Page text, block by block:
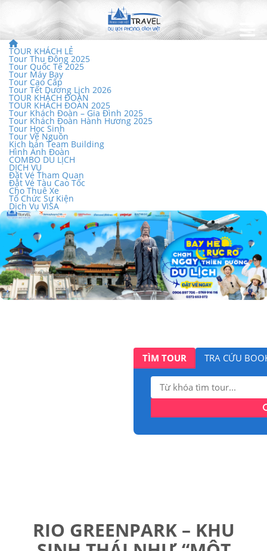
TOUR KHÁCH LẺ
Tour Thu Đông 2025
Tour Quốc Tế 2025
Tour Máy Bay
Tour Cao Cấp
Tour Tết Dương Lịch 2026
TOUR KHÁCH ĐOÀN
TOUR KHÁCH ĐOÀN 2025
Tour Khách Đoàn – Gia Đình 2025
Tour Khách Đoàn Hành Hương 2025
Tour Học Sinh
Tour Về Nguồn
Kịch bản Team Building
Hình Ảnh Đoàn
COMBO DU LỊCH
DỊCH VỤ
Đặt Vé Tham Quan
Đặt Vé Tàu Cao Tốc
Cho Thuê Xe
Tổ Chức Sự Kiện
Dịch Vụ VISA
TÌM TOUR TRA CỨU
Tìm
kiếm:
RIO GREENPARK – KHU